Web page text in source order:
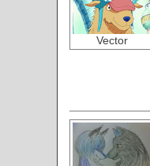
Vector